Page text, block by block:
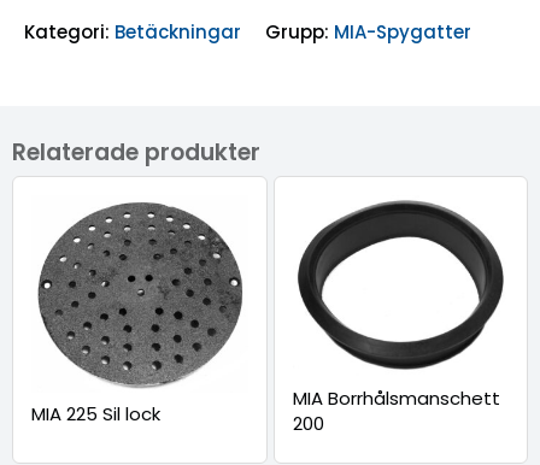
Kategori: Betäckningar Grupp: MIA-Spygatter
Relaterade produkter
MIA 225 Sil lock
MIA Borrhålsmanschett
200